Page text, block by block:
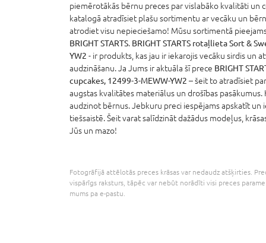
piemērotākās bērnu preces par vislabāko kvalitāti un
katalogā atradīsiet plašu sortimentu ar vecāku un
atrodiet visu nepieciešamo! Mūsu sortimentā
BRIGHT STARTS. BRIGHT STARTS rotaļlieta Sort &
YW2 - ir produkts, kas jau ir iekarojis vecāku sirdis un
audzināšanu. Ja Jums ir aktuāla šī prece BRIGHT
cupcakes, 12499-3-MEWW-YW2 – šeit to atradīsiet
augstas kvalitātes materiālus un drošības
audzinot bērnus. Jebkuru preci iespējams apskatīt un
tiešsaistē. Šeit varat salīdzināt dažādus modeļus,
Jūs un mazo!
Fotogrāfijā attēlotās preces krāsas var nedaudz atšķirties.
vispārīgs raksturs, tāpēc var nebūt norādīti visi preces
mums pa e-pastu.